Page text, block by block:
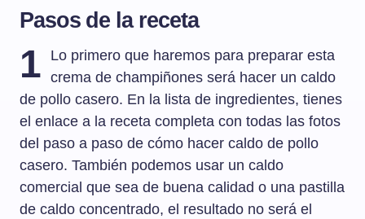
Pasos de la receta
1
Lo primero que haremos para preparar esta
crema de champiñones será hacer un caldo
de pollo casero. En la lista de ingredientes, tienes
el enlace a la receta completa con todas las fotos
del paso a paso de cómo hacer caldo de pollo
casero. También podemos usar un caldo
comercial que sea de buena calidad o una pastilla
de caldo concentrado, el resultado no será el